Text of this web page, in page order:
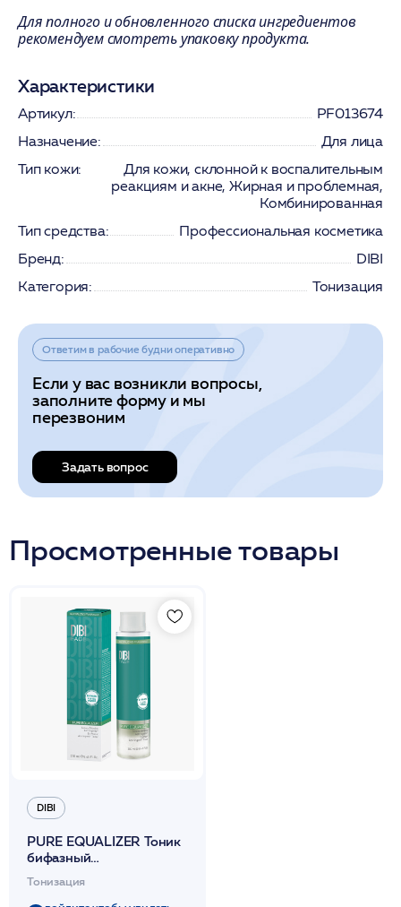
Для полного и обновленного списка ингредиентов
рекомендуем смотреть упаковку продукта.
Характеристики
Артикул:
PF013674
Назначение:
Для лица
Тип кожи:
Для кожи, склонной к воспалительным
реакциям и акне, Жирная и проблемная,
Комбинированная
Тип средства:
Профессиональная косметика
Бренд:
DIBI
Категория:
Тонизация
Ответим в рабочие будни оперативно
Если у вас возникли вопросы,
заполните форму и мы
перезвоним
Задать вопрос
Просмотренные товары
DIBI
PURE EQUALIZER Тоник
бифазный
поростягивающий для
лица 250мл /DIBI
Тонизация